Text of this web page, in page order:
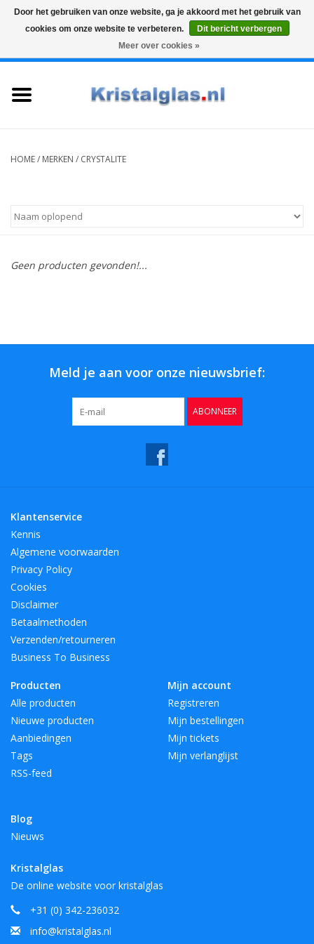
Graveren
Cadeaus
Bar & Wijn
HOME/ MERKEN / CRYSTALITE
Geen producten gevonden!...
Meld je aan voor onze nieuwsbrief:
ABONNEER
Klantenservice
Kennis
Algemene voorwaarden
Privacy Policy
Cookies
Disclaimer
Betaalmethoden
Verzenden/retourneren
Business To Business
Producten
Alle producten
Nieuwe producten
Aanbiedingen
Tags
RSS-feed
Blog
Nieuws
Mijn account
Registreren
Mijn bestellingen
Mijn tickets
Mijn verlanglijst
Kristalglas
De online website voor kristalglas
+31 (0) 342-236032
info@kristalglas.nl
Door het gebruiken van onze website, ga je akkoord met het gebruik van
cookies om onze website te verbeteren.
Dit bericht verbergen
Meer over cookies »